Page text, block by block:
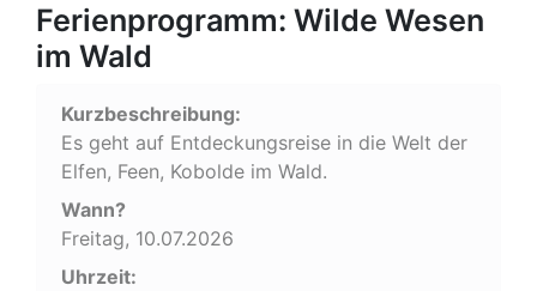
Ferienprogramm: Wilde Wesen
im Wald
Kurzbeschreibung:
Es geht auf Entdeckungsreise in die Welt der
Elfen, Feen, Kobolde im Wald.
Wann?
Freitag, 10.07.2026
Uhrzeit: